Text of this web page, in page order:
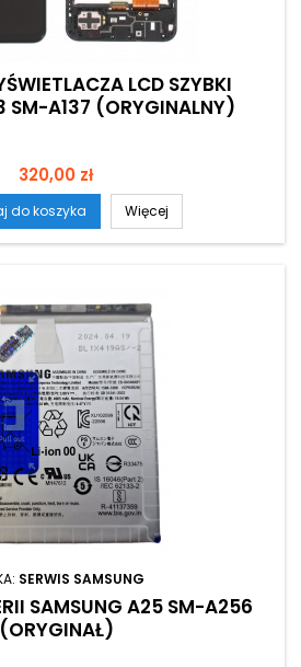
LCD SZYBKI
SM-A137 (ORYGINALNY)
Cena
320,00 zł
do koszyka Więcej
SERWIS SAMSUNG
SAMSUNG A25 SM-A256
(ORYGINAŁ)